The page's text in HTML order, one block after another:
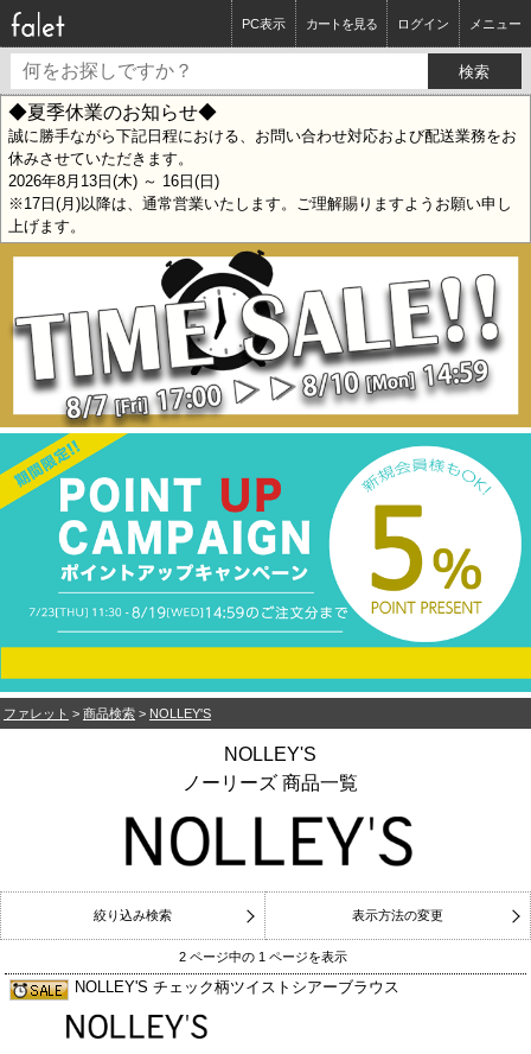
ログイン メニュー
カートを見る
PC表示
◆夏季休業のお知らせ◆
誠に勝手ながら下記日程における、お問い合わせ対応および配送業務をお
休みさせていただきます。
2026年8月13日(木) ～ 16日(日)
※17日(月)以降は、通常営業いたします。ご理解賜りますようお願い申し
上げます。
ファレット > 商品検索 > NOLLEY'S
NOLLEY'S
ノーリーズ 商品一覧
絞り込み検索 表示方法の変更
2 ページ中の 1 ページを表示
NOLLEY'S チェック柄ツイストシアーブラウス